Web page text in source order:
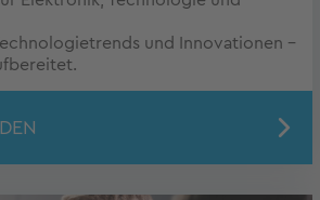
und Innovationen –